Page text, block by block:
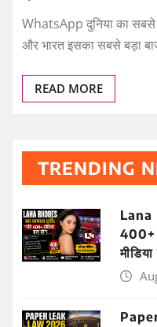
WhatsApp दुनिया का सबसे
और भारत इसका सबसे बड़ा
READ MORE
TRENDING
Lana
400+